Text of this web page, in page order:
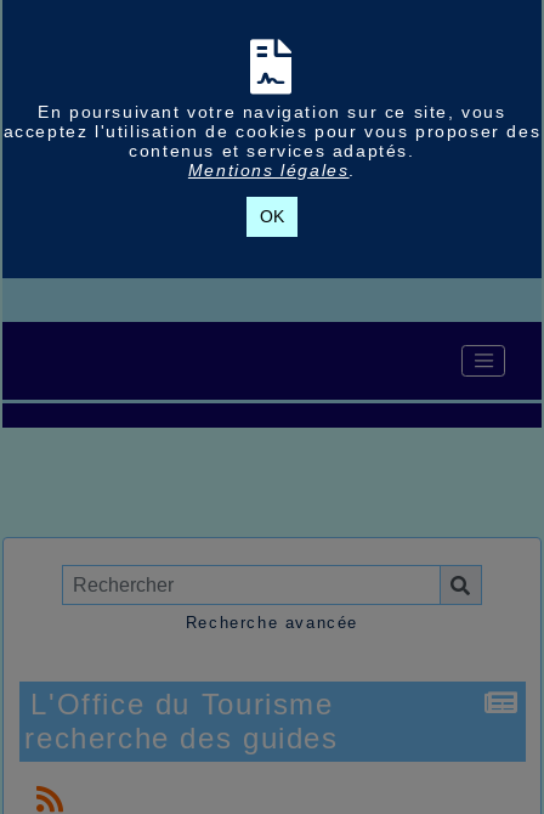
En poursuivant votre navigation sur ce site, vous
acceptez l'utilisation de cookies pour vous proposer des
contenus et services adaptés.
Mentions légales
OK
Recherche avancée
L'Office du Tourisme
recherche des guides